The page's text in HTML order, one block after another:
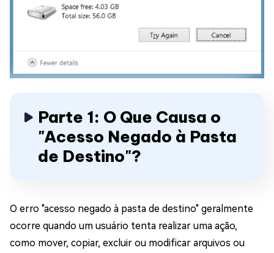
Parte 1: O Que Causa o
"Acesso Negado à Pasta
de Destino"?
O erro "acesso negado à pasta de destino" geralmente
ocorre quando um usuário tenta realizar uma ação,
como mover, copiar, excluir ou modificar arquivos ou